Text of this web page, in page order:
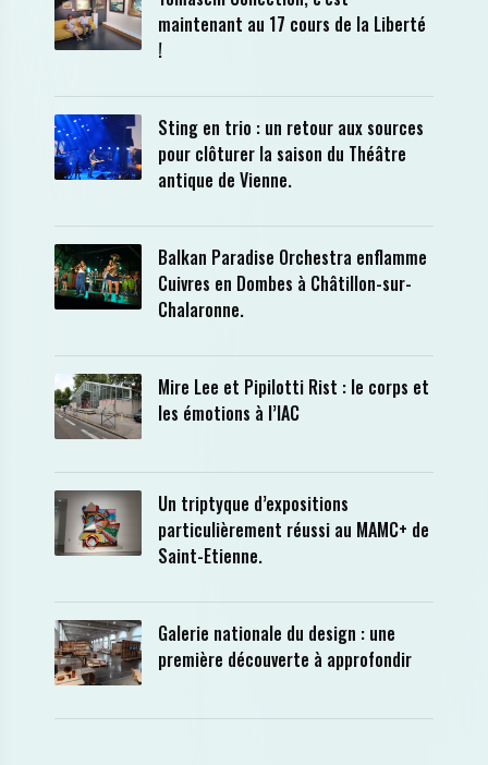
maintenant au 17 cours de la Liberté
!
Sting en trio : un retour aux sources
pour clôturer la saison du Théâtre
antique de Vienne.
Balkan Paradise Orchestra enflamme
Cuivres en Dombes à Châtillon-sur-
Chalaronne.
Mire Lee et Pipilotti Rist : le corps et
les émotions à l’IAC
Un triptyque d’expositions
particulièrement réussi au MAMC+ de
Saint-Etienne.
Galerie nationale du design : une
première découverte à approfondir